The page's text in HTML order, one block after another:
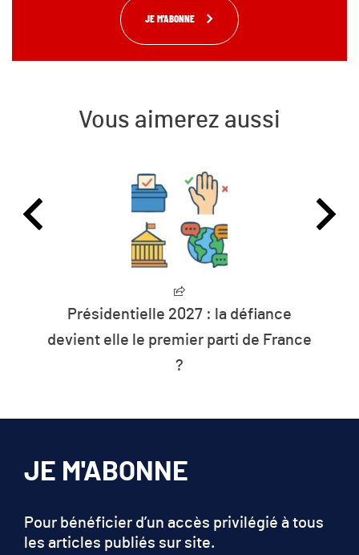
JE M'ABONNE
Vous aimerez aussi
Présidentielle 2027 : la défiance
devient elle le premier parti de France
?
JE M'ABONNE
Pour bénéficier d’un accès privilégié à tous
les articles publiés sur site.